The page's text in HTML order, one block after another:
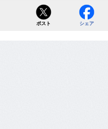
ポスト シェア